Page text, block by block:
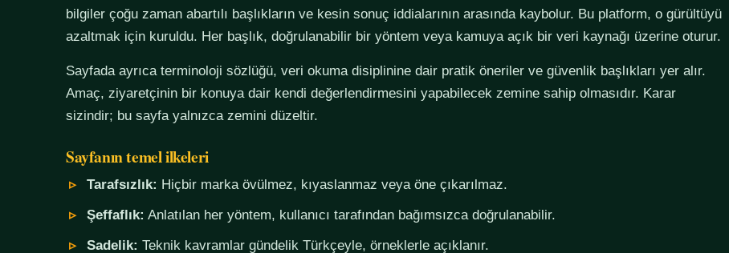
bilgiler çoğu zaman abartılı başlıkların ve kesin sonuç iddialarının arasında kaybolur. Bu platform, o gürültüyü
azaltmak için kuruldu. Her başlık, doğrulanabilir bir yöntem veya kamuya açık bir veri kaynağı üzerine oturur.
Sayfada ayrıca terminoloji sözlüğü, veri okuma disiplinine dair pratik öneriler ve güvenlik başlıkları yer alır.
Amaç, ziyaretçinin bir konuya dair kendi değerlendirmesini yapabilecek zemine sahip olmasıdır. Karar
sizindir; bu sayfa yalnızca zemini düzeltir.
Sayfanın temel ilkeleri
Tarafsızlık: Hiçbir marka övülmez, kıyaslanmaz veya öne çıkarılmaz.
Şeffaflık: Anlatılan her yöntem, kullanıcı tarafından bağımsızca doğrulanabilir.
Sadelik: Teknik kavramlar gündelik Türkçeyle, örneklerle açıklanır.